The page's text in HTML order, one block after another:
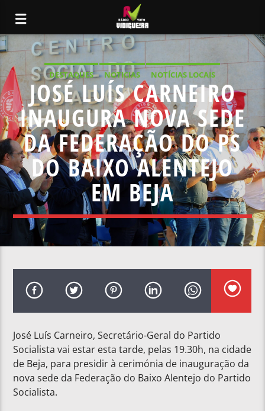
DESTAQUES NOTICIAS
NOTÍCIAS LOCAIS
NOTÍCIAS NACIONAIS
JOSÉ LUÍS CARNEIRO
INAUGURA NOVA SEDE
DA FEDERAÇÃO DO PS
DO BAIXO ALENTEJO
EM BEJA
José Luís Carneiro, Secretário-Geral do Partido
Socialista vai estar esta tarde, pelas 19.30h, na cidade
de Beja, para presidir à cerimónia de inauguração da
nova sede da Federação do Baixo Alentejo do Partido
Socialista.